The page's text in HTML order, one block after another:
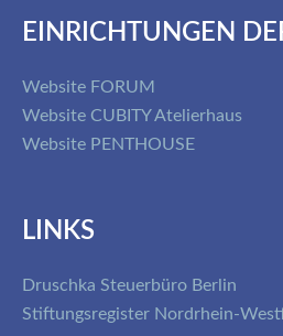
EINRICHTUNGEN
Website FORUM
Website CUBITY Atelierhaus
Website PENTHOUSE
LINKS
Druschka Steuerbüro Berlin
Stiftungsregister Nordrhein-